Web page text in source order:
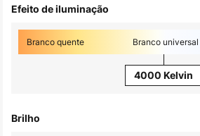
Efeito de iluminação
Branco quente Branco universal
4000 Kelvin
Brilho